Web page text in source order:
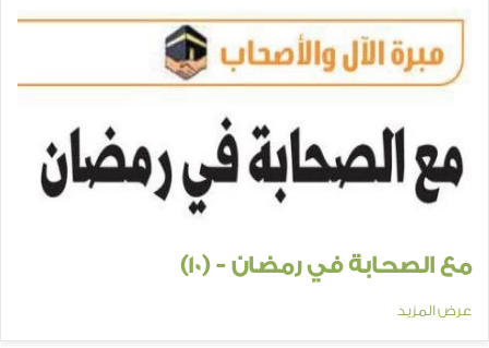
مع الصحابة في رمضان - (10)
عرض المزيد